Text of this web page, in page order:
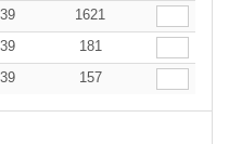
1621
181
157